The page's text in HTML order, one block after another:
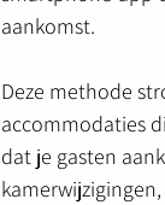
aankomst.
Deze methode
accommodaties
dat je gasten